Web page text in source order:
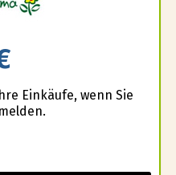
Einkäufe, wenn Sie